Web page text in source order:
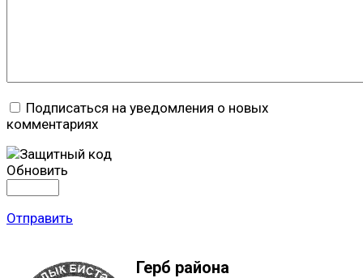
Подписаться на уведомления о новых
комментариях
Обновить
Отправить
Герб района